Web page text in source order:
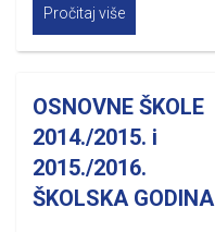
Pročitaj više
OSNOVNE ŠKOLE
2014./2015. i
2015./2016.
ŠKOLSKA GODINA